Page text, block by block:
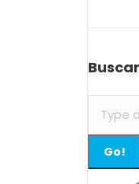
Buscar